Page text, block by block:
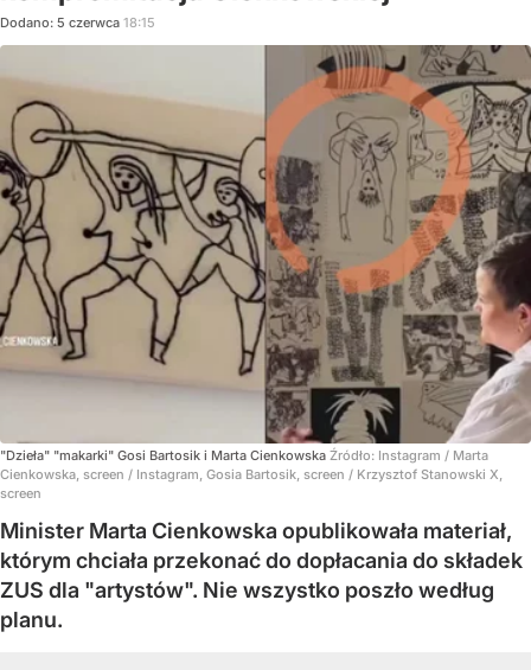
Dodano: 5 czerwca 18:15
"Dzieła" "makarki" Gosi Bartosik i Marta Cienkowska Źródło: Instagram / Marta
Cienkowska, screen / Instagram, Gosia Bartosik, screen / Krzysztof Stanowski X,
screen
Minister Marta Cienkowska opublikowała materiał,
którym chciała przekonać do dopłacania do składek
ZUS dla "artystów". Nie wszystko poszło według
planu.